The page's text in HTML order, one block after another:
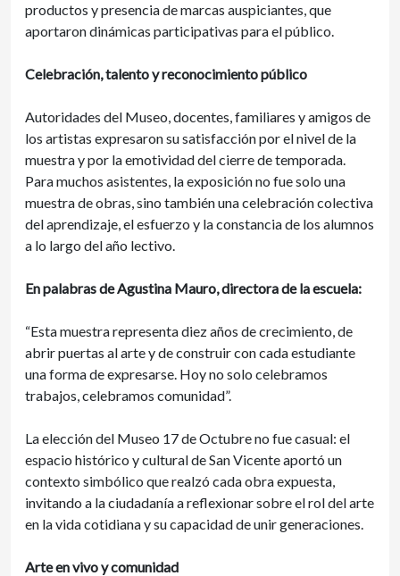
productos y presencia de marcas auspiciantes, que
aportaron dinámicas participativas para el público.
Celebración, talento y reconocimiento público
Autoridades del Museo, docentes, familiares y amigos de
los artistas expresaron su satisfacción por el nivel de la
muestra y por la emotividad del cierre de temporada.
Para muchos asistentes, la exposición no fue solo una
muestra de obras, sino también una celebración colectiva
del aprendizaje, el esfuerzo y la constancia de los alumnos
a lo largo del año lectivo.
En palabras de Agustina Mauro, directora de la escuela:
“Esta muestra representa diez años de crecimiento, de
abrir puertas al arte y de construir con cada estudiante
una forma de expresarse. Hoy no solo celebramos
trabajos, celebramos comunidad”.
La elección del Museo 17 de Octubre no fue casual: el
espacio histórico y cultural de San Vicente aportó un
contexto simbólico que realzó cada obra expuesta,
invitando a la ciudadanía a reflexionar sobre el rol del arte
en la vida cotidiana y su capacidad de unir generaciones.
Arte en vivo y comunidad